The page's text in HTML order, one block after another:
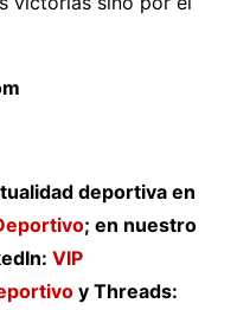
deportiva en
; en nuestro
VIP
y Threads: